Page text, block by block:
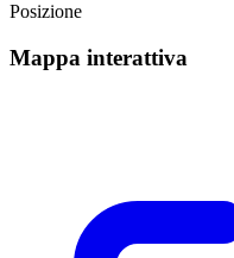
Posizione
Mappa interattiva